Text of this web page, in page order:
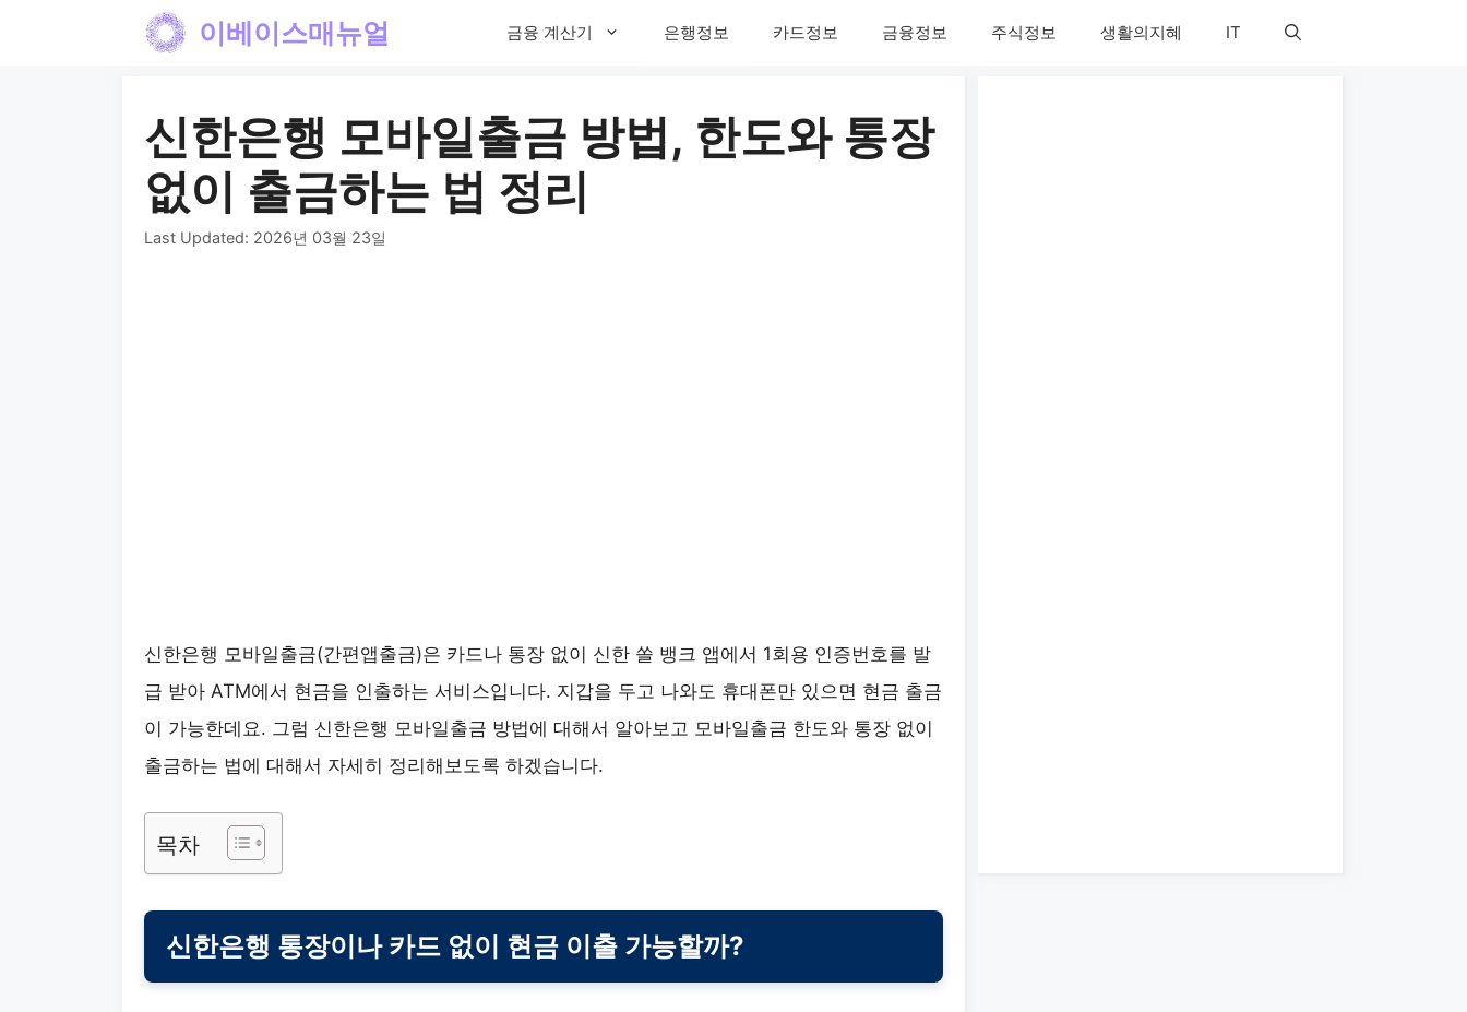
이베이스매뉴얼 금융 계산기 은행정보 카드정보 금융정보 주식정보 생활의지혜 IT
신한은행 모바일출금 방법, 한도와 통장
없이 출금하는 법 정리
Last Updated: 2026년 03월 23일
신한은행 모바일출금(간편앱출금)은 카드나 통장 없이 신한 쏠 뱅크 앱에서 1회용 인증번호를 발
급 받아 ATM에서 현금을 인출하는 서비스입니다. 지갑을 두고 나와도 휴대폰만 있으면 현금 출금
이 가능한데요. 그럼 신한은행 모바일출금 방법에 대해서 알아보고 모바일출금 한도와 통장 없이
출금하는 법에 대해서 자세히 정리해보도록 하겠습니다.
목차
신한은행 통장이나 카드 없이 현금 이출 가능할까?